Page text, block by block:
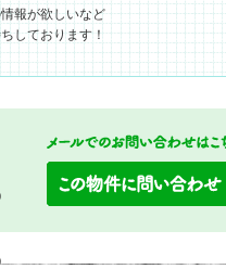
報が欲しいなど
しております！